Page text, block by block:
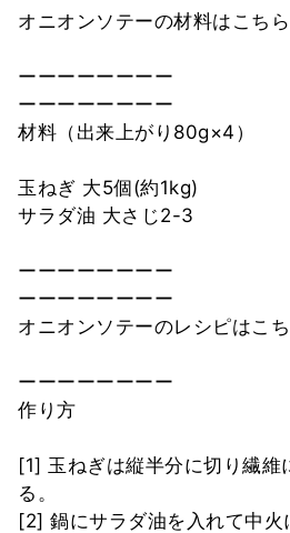
オニオンソテーの材料はこちら
ーーーーーーーー
ーーーーーーーー
材料（出来上がり80g×4）
玉ねぎ 大5個(約1kg)
サラダ油 大さじ2-3
ーーーーーーーー
ーーーーーーーー
オニオンソテーのレシピはこ
ーーーーーーーー
作り方
[1] 玉ねぎは縦半分に切り繊維
る。
[2] 鍋にサラダ油を入れて中火